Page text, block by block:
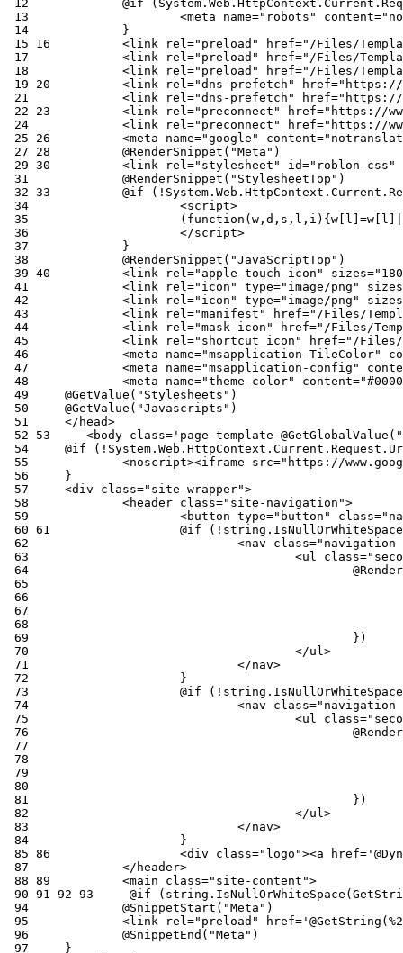
12
13
14
15 16
17
18
19 20
21
22 23
24
25 26
27 28
29 30
31
32 33
34
35
36
37
38
39 40
41
42
43
44
45
46
47
48
49
50
51
52 53
54
55
56
57
58
59
60 61
62
63
64
65
66
67
68
69
70
71
72
73
74
75
76
77
78
79
80
81
82
83
84
85 86
87
88 89
90 91 92 93
94
95
96
97